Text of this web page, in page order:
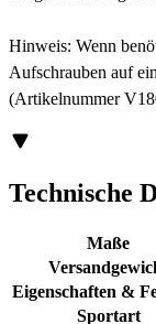
Hinweis: Wenn
Aufschrauben auf
(Artikelnummer
Technische
Maße
Eigenschaften &
Sportart